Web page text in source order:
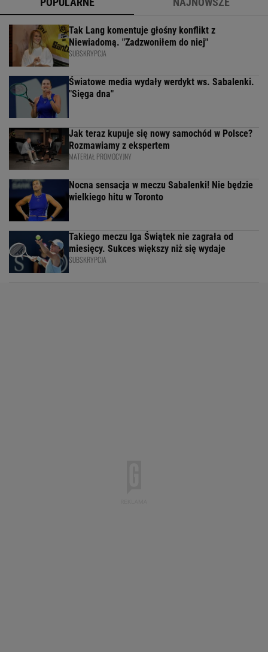
Tak Lang komentuje głośny konflikt z
Niewiadomą. "Zadzwoniłem do niej"
SUBSKRYPCJA
Światowe media wydały werdykt ws. Sabalenki.
"Sięga dna"
Jak teraz kupuje się nowy samochód w Polsce?
Rozmawiamy z ekspertem
MATERIAŁ PROMOCYJNY
Nocna sensacja w meczu Sabalenki! Nie będzie
wielkiego hitu w Toronto
Takiego meczu Iga Świątek nie zagrała od
miesięcy. Sukces większy niż się wydaje
SUBSKRYPCJA